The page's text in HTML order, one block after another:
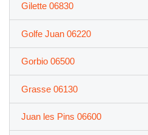
Gilette 06830
Golfe Juan 06220
Gorbio 06500
Grasse 06130
Juan les Pins 06600